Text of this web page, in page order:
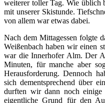
weiterer toller Tag. Wie üblich
mit unserer Skistunde.
von allem war etwas dabei.
Nach dem Mittagessen folgte
Weißenbach haben wir einen
war die Innerhofer Alm. Der
Minuten, für manche aber
Herausforderung. Dennoch
sich dementsprechend über
durften wir dann noch
eigentliche Grund für den